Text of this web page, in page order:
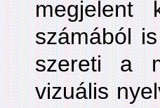
megjelent
számából
szereti a
vizuális